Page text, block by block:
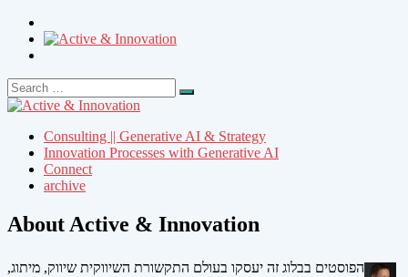
Search
for:
Search
Consulting || Generative AI & Strategy
Innovation Processes with Generative AI
Connect
archive
About Active & Innovation
הפוסטים בבלוג זה יעסקו בעולם התקשורת השיווקית שיווק, מיתוג,